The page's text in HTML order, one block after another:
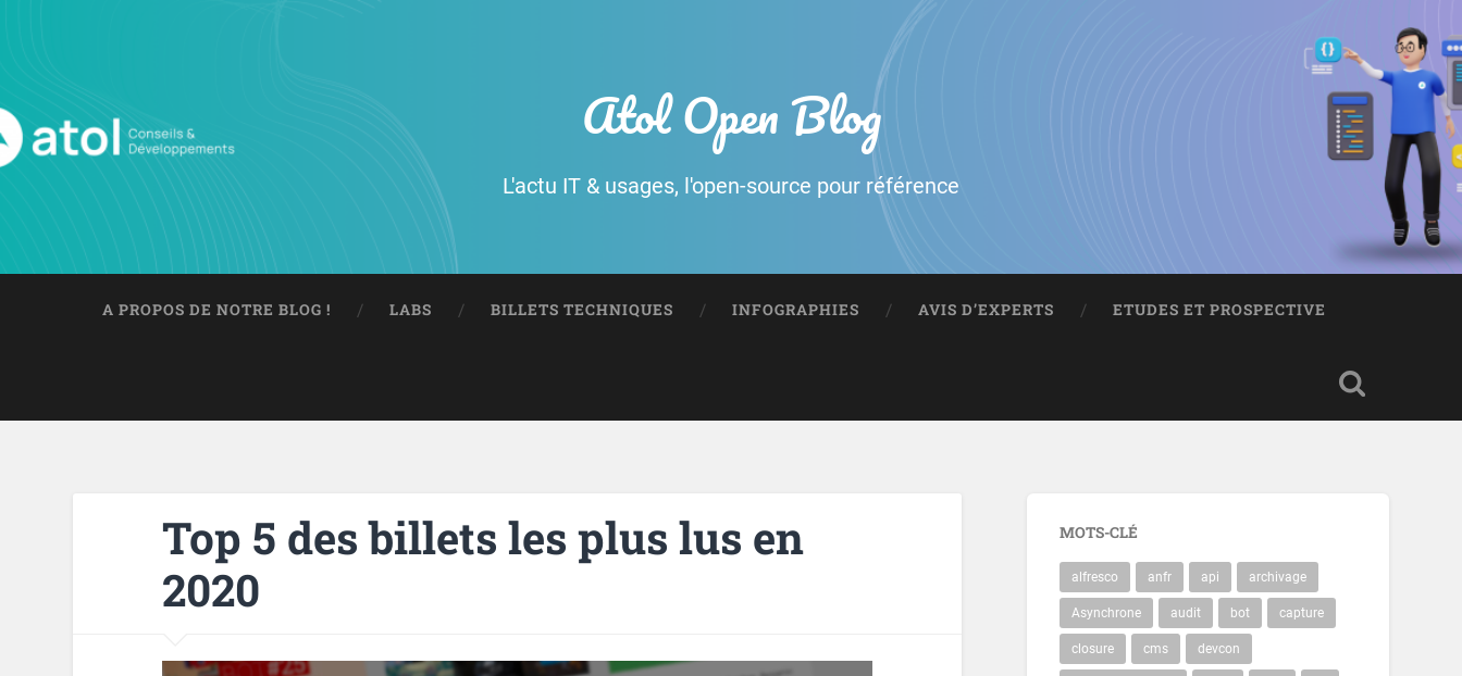
Atol Open Blog
L'actu IT & usages, l'open-source pour référence
A PROPOS DE NOTRE BLOG ! LABS BILLETS TECHNIQUES INFOGRAPHIES AVIS D’EXPERTS ETUDES ET PROSPECTIVE
Top 5 des billets les plus lus en
2020
MOTS-CLÉ
alfresco anfr api archivage
Asynchrone audit bot capture
closure cms devcon